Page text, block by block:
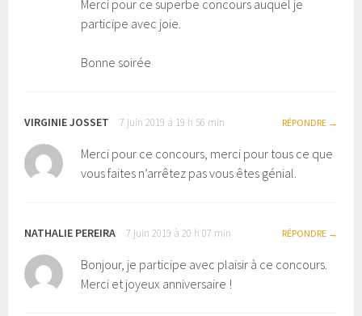
Merci pour ce superbe concours auquel je
participe avec joie.
Bonne soirée
VIRGINIE JOSSET 7 juin 2019 à 19 h 56 min RÉPONDRE
Merci pour ce concours, merci pour tous ce que
vous faites n’arrêtez pas vous êtes génial.
NATHALIE PEREIRA 7 juin 2019 à 20 h 07 min RÉPONDRE
Bonjour, je participe avec plaisir à ce concours.
Merci et joyeux anniversaire !